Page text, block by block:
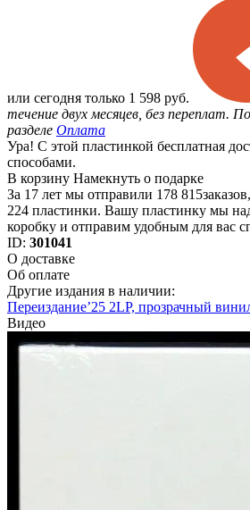
или сегодня только 1 598 руб.
течение двух месяцев, без переплат.
разделе Оплата
Ура! С этой пластинкой бесплатная
способами.
В корзину Намекнуть о подарке
За 17 лет мы отправили 178
224 пластинки. Вашу пластинку мы
коробку и отправим удобным для вас
ID: 301041
О доставке
Об оплате
Другие издания в наличии:
Переиздание’25 2LP, прозрачный
Видео